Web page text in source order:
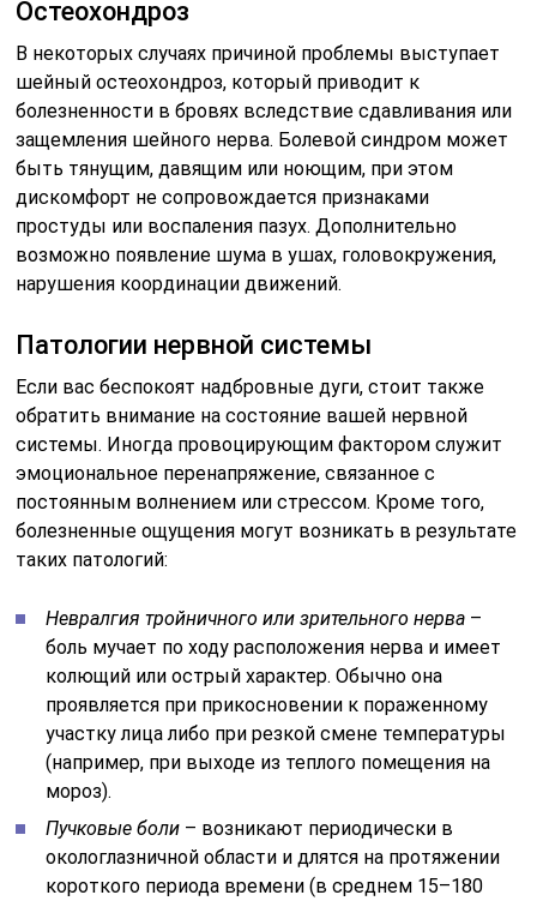
Остеохондроз
В некоторых случаях причиной проблемы выступает
шейный остеохондроз, который приводит к
болезненности в бровях вследствие сдавливания или
защемления шейного нерва. Болевой синдром может
быть тянущим, давящим или ноющим, при этом
дискомфорт не сопровождается признаками
простуды или воспаления пазух. Дополнительно
возможно появление шума в ушах, головокружения,
нарушения координации движений.
Патологии нервной системы
Если вас беспокоят надбровные дуги, стоит также
обратить внимание на состояние вашей нервной
системы. Иногда провоцирующим фактором служит
эмоциональное перенапряжение, связанное с
постоянным волнением или стрессом. Кроме того,
болезненные ощущения могут возникать в результате
таких патологий:
Невралгия тройничного или зрительного нерва –
боль мучает по ходу расположения нерва и имеет
колющий или острый характер. Обычно она
проявляется при прикосновении к пораженному
участку лица либо при резкой смене температуры
(например, при выходе из теплого помещения на
мороз).
Пучковые боли – возникают периодически в
окологлазничной области и длятся на протяжении
короткого периода времени (в среднем 15–180